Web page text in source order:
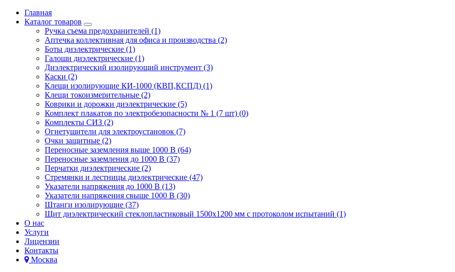
Главная
Каталог товаров
Ручка съема предохранителей (1)
Аптечка коллективная для офиса и производства (2)
Боты диэлектрические (1)
Галоши диэлектрические (1)
Диэлектрический изолирующий инструмент (3)
Каски (2)
Клещи изолирующие КИ-1000 (КВП,КСПД) (1)
Клещи токоизмерительные (2)
Коврики и дорожки диэлектрические (5)
Комплект плакатов по электробезопасности № 1 (7 шт) (0)
Комплекты СИЗ (2)
Огнетушители для электроустановок (7)
Очки защитные (2)
Переносные заземления выше 1000 В (64)
Переносные заземления до 1000 В (37)
Перчатки диэлектрические (2)
Стремянки и лестницы диэлектрические (47)
Указатели напряжения до 1000 В (13)
Указатели напряжения свыше 1000 В (30)
Штанги изолирующие (37)
Щит диэлектрический стеклопластиковый 1500х1200 мм с протоколом испытаний (1)
О нас
Услуги
Лицензии
Контакты
Москва